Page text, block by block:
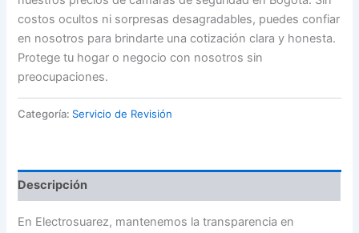
costos ocultos ni sorpresas desagradables, puedes confiar
en nosotros para brindarte una cotización clara y honesta.
Protege tu hogar o negocio con nosotros sin
preocupaciones.
Categoría: Servicio de Revisión
Descripción
En Electrosuarez, mantenemos la transparencia en